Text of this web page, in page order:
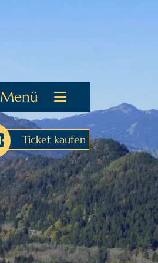
Menü
Ticket kaufen